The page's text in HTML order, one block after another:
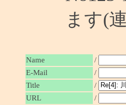
ます(
Name
/
E-Mail
/
Title
/
URL
/